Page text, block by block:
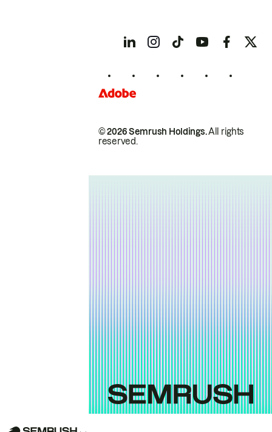
© 2026 Semrush Holdings.All rights
reserved.